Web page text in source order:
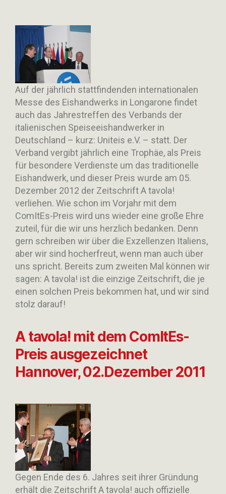
Auf der jährlich stattfindenden internationalen
Messe des Eishandwerks in Longarone findet
auch das Jahrestreffen des Verbands der
italienischen Speiseeishandwerker in
Deutschland – kurz: Uniteis e.V. – statt. Der
Verband vergibt jährlich eine Trophäe, als Preis
für besondere Verdienste um das traditionelle
Eishandwerk, und dieser Preis wurde am 05.
Dezember 2012 der Zeitschrift A tavola!
verliehen. Wie schon im Vorjahr mit dem
ComItEs-Preis wird uns wieder eine große Ehre
zuteil, für die wir uns herzlich bedanken. Denn
gern schreiben wir über die Exzellenzen Italiens,
aber wir sind hocherfreut, wenn man auch über
uns spricht. Bereits zum zweiten Mal können wir
sagen: A tavola! ist die einzige Zeitschrift, die je
einen solchen Preis bekommen hat, und wir sind
stolz darauf!
A tavola! mit dem ComItEs-
Preis ausgezeichnet
Hannover, 02.Dezember 2011
Gegen Ende des 6. Jahres seit ihrer Gründung
erhält die Zeitschrift A tavola! auch offizielle